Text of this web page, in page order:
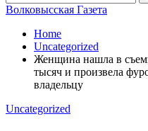
Волковысская Газета
Home
Uncategorized
Женщина нашла в
тысяч и произвела
владельцу
Uncategorized